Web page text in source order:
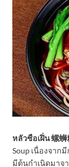
หลัวซือเฝิ่น 螺蛳
Soup เนื่องจา
มีต้นกำเนิดมาจ